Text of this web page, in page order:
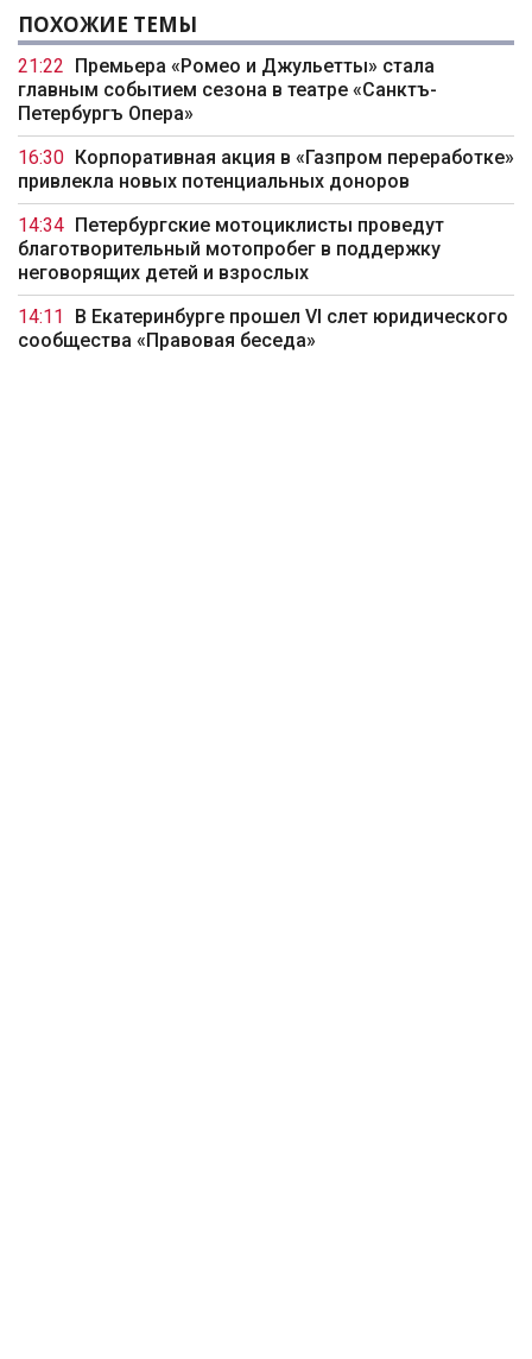
ПОХОЖИЕ ТЕМЫ
21:22
Премьера «Ромео и Джульетты» стала
главным событием сезона в театре «Санктъ-
Петербургъ Опера»
16:30
Корпоративная акция в «Газпром переработке»
привлекла новых потенциальных доноров
14:34
Петербургские мотоциклисты проведут
благотворительный мотопробег в поддержку
неговорящих детей и взрослых
14:11
В Екатеринбурге прошел VI слет юридического
сообщества «Правовая беседа»